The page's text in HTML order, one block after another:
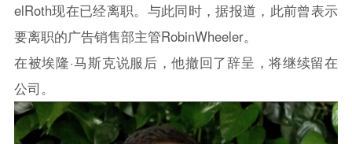
elRoth现在已经离职。与此同时，据报道，此前曾表示
要离职的广告销售部主管RobinWheeler。
在被埃隆·马斯克说服后，他撤回了辞呈，将继续留在
公司。